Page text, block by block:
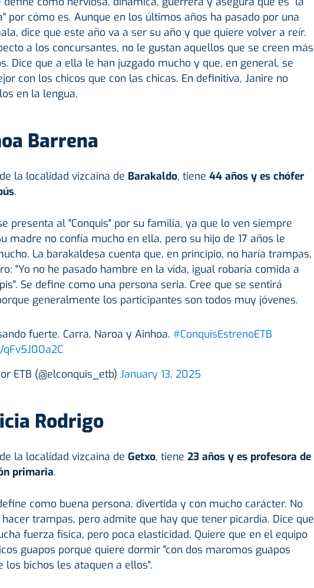
por cómo es. Aunque en los últimos años ha pasado por una
dice que este año va a ser su año y que quiere volver a reír.
a los concursantes, no le gustan aquellos que se creen más
Dice que a ella le han juzgado mucho y que, en general, se
con los chicos que con las chicas. En definitiva, Janire no
en la lengua.
Barrena
la localidad vizcaina de Barakaldo, tiene 44 años y es chófer
.
presenta al "Conquis" por su familia, ya que lo ven siempre
madre no confía mucho en ella, pero su hijo de 17 años le
La barakaldesa cuenta que, en principio, no haría trampas,
"Yo no he pasado hambre en la vida, igual robaría comida a
Se define como una persona seria. Cree que se sentirá
generalmente los participantes son todos muy jóvenes.
fuerte. Carra, Naroa y Ainhoa. #ConquisEstrenoETB
ETB (@elconquis_etb) January 13, 2025
Rodrigo
la localidad vizcaina de Getxo, tiene 23 años y es profesora de
primaria.
como buena persona, divertida y con mucho carácter. No
trampas, pero admite que hay que tener picardía. Dice que
fuerza física, pero poca elasticidad. Quiere que en el equipo
guapos porque quiere dormir "con dos maromos guapos
los bichos les ataquen a ellos".